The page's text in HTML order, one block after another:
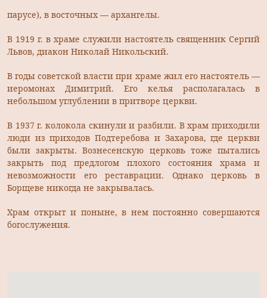
парусе), в восточных — архангелы.
В 1919 г. в храме служили настоятель священник Сергий
Львов, диакон Николай Никольский.
В годы советской власти при храме жил его настоятель —
иеромонах Димитрий. Его келья располагалась в
небольшом углублении в притворе церкви.
В 1937 г. колокола скинули и разбили. В храм приходили
люди из приходов Подтеребова и Захарова, где церкви
были закрыты. Вознесенскую церковь тоже пытались
закрыть под предлогом плохого состояния храма и
невозможности его реставрации. Однако церковь в
Борщеве никогда не закрывалась.
Храм открыт и поныне, в нем постоянно совершаются
богослужения.